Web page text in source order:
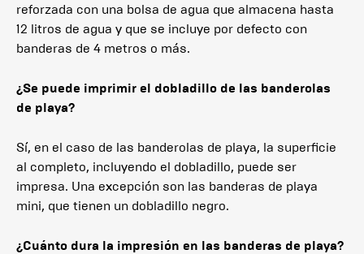
reforzada con una bolsa de agua que almacena hasta
12 litros de agua y que se incluye por defecto con
banderas de 4 metros o más.
¿Se puede imprimir el dobladillo de las banderolas
de playa?
Sí, en el caso de las banderolas de playa, la superficie
al completo, incluyendo el dobladillo, puede ser
impresa. Una excepción son las banderas de playa
mini, que tienen un dobladillo negro.
¿Cuánto dura la impresión en las banderas de playa?